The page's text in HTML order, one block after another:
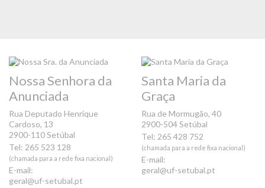
Nossa Senhora da
Anunciada
Rua Deputado Henrique
Cardoso, 13
2900-110 Setúbal
Tel: 265 523 128
(chamada para a rede fixa nacional)
E-mail:
geral@uf-setubal.pt
Santa Maria da
Graça
Rua de Mormugão, 40
2900-504 Setúbal
Tel: 265 428 752
(chamada para a rede fixa nacional)
E-mail:
geral@uf-setubal.pt